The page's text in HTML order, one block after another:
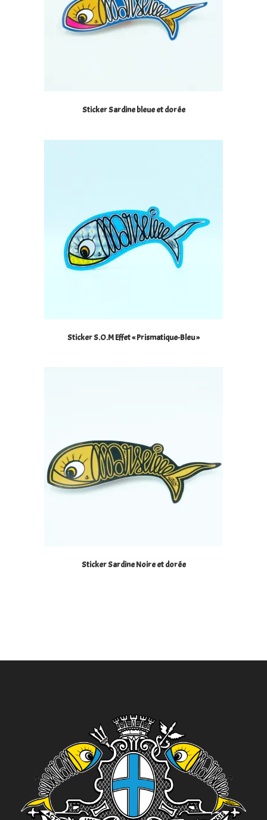
Sticker Sardine bleue et dorée
Sticker S.O.M Effet « Prismatique-Bleu »
Sticker Sardine Noire et dorée